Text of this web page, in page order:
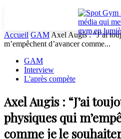
Accueil GAM Axel Augis : “J’ai
m’empêchent d’avancer comme...
GAM
Interview
L'après compète
Axel Augis : “J’ai
physiques qui
comme je le